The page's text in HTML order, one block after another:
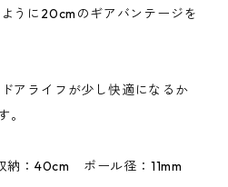
うに20cmのギアバンテージを
アライフが少し快適になるか
。
：40cm ポール径：11mm